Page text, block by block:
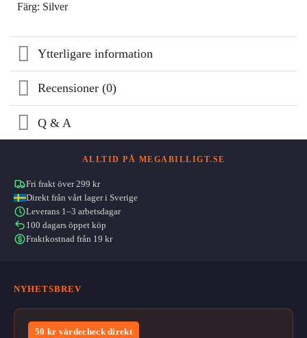
Färg: Silver
Ytterligare information
Recensioner (0)
Q & A
ALLTID PÅ MEGABILLIGT.SE
Fri frakt över 299 kr
Direkt från vårt lager i Sverige
Leverans 1–3 arbetsdagar
100 dagars öppet köp
Fraktkostnad från 19 kr
NYHETSBREV
50 kr värdecheck direkt